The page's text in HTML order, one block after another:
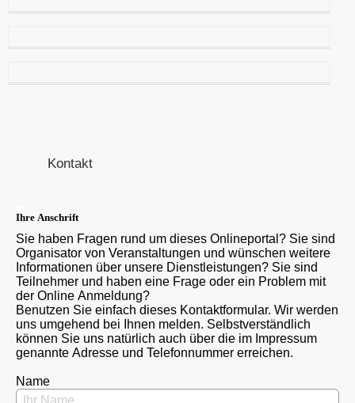
Kontakt
Ihre Anschrift
Sie haben Fragen rund um dieses Onlineportal? Sie sind
Organisator von Veranstaltungen und wünschen weitere
Informationen über unsere Dienstleistungen? Sie sind
Teilnehmer und haben eine Frage oder ein Problem mit
der Online Anmeldung?
Benutzen Sie einfach dieses Kontaktformular. Wir werden
uns umgehend bei Ihnen melden. Selbstverständlich
können Sie uns natürlich auch über die im Impressum
genannte Adresse und Telefonnummer erreichen.
Name